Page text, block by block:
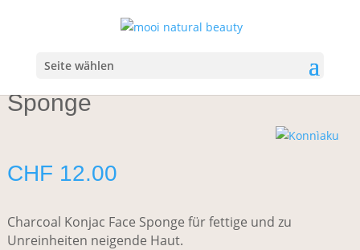
Seite wählen
Konnìaku Charcoal Konjac
Sponge
CHF 12.00
Charcoal Konjac Face Sponge für fettige und zu
Unreinheiten neigende Haut.